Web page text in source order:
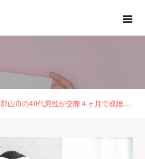
郡山市の40代男性が交際４ヶ月で成婚した婚活ストーリー